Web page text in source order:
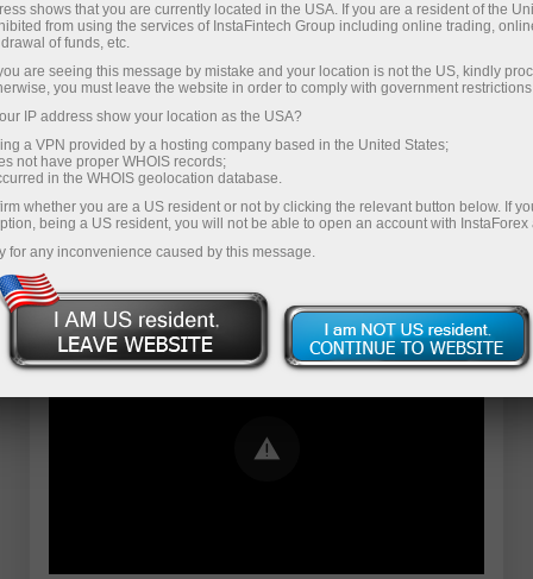
Trader’s calendar on March 28: Any
winners in Trump’s tariff game? (in)
ट्रेडिंग खाता खोलें
डेमो खाता खोलें
Error loading YouTube: Video could not
be played
shows that you are currently located in the USA. If you are a resident of the
from using the services of InstaFintech Group including online trading,
of funds, etc.
are seeing this message by mistake and your location is not the US, kindly
you must leave the website in order to comply with government
IP address show your location as the USA?
a VPN provided by a hosting company based in the United States;
not have proper WHOIS records;
in the WHOIS geolocation database.
whether you are a US resident or not by clicking the relevant button below. If
being a US resident, you will not be able to open an account with InstaForex
for any inconvenience caused by this message.